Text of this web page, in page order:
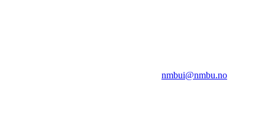
nmbui@nmbu.no